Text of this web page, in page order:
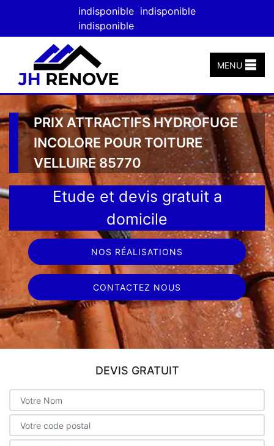
indisponible indisponible
indisponible
MENU
PRIX ATTRACTIFS HYDROFUGE
INCOLORE POUR TOITURE
VELLUIRE 85770
Etude et devis gratuit a
domicile
NOS RÉALISATIONS
CONTACTEZ NOUS
DEVIS GRATUIT